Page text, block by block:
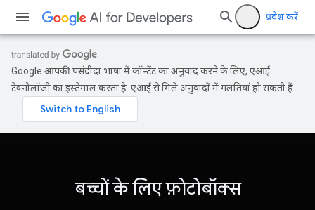
प्रवेश करें
Google आपकी पसंदीदा भाषा में कॉन्टेंट का अनुवाद करने के लिए, एआई
टेक्नोलॉजी का इस्तेमाल करता है. एआई से मिले अनुवादों में गलतियां हो सकती हैं.
बच्चों के लिए फ़ोटोबॉक्स